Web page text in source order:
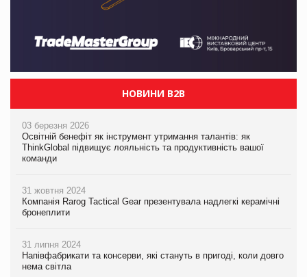
НОВИНИ B2B
03 березня 2026
Освітній бенефіт як інструмент утримання талантів: як
ThinkGlobal підвищує лояльність та продуктивність вашої
команди
31 жовтня 2024
Компанія Rarog Tactical Gear презентувала надлегкі керамічні
бронеплити
31 липня 2024
Напівфабрикати та консерви, які стануть в пригоді, коли довго
нема світла